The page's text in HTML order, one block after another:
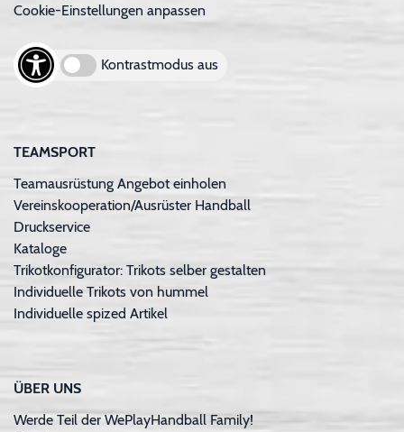
Cookie-Einstellungen anpassen
Kontrastmodus aus
TEAMSPORT
Teamausrüstung Angebot einholen
Vereinskooperation/Ausrüster Handball
Druckservice
Kataloge
Trikotkonfigurator: Trikots selber gestalten
Individuelle Trikots von hummel
Individuelle spized Artikel
ÜBER UNS
Werde Teil der WePlayHandball Family!